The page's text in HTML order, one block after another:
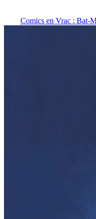
Comics en Vrac : Bat-